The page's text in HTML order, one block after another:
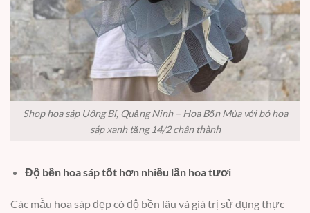
Shop hoa sáp Uông Bí, Quảng Ninh – Hoa Bốn Mùa với bó hoa
sáp xanh tặng 14/2 chân thành
Độ bền hoa sáp tốt hơn nhiều lần hoa tươi
Các mẫu hoa sáp đẹp có độ bền lâu và giá trị sử dụng thực